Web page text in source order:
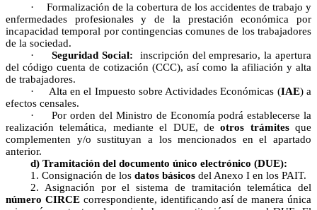
·
Formalización de la cobertura de los accidentes de trabajo y
enfermedades profesionales y de la prestación económica por
incapacidad temporal por contingencias comunes de los trabajadores
de la sociedad.
·
Seguridad Social:
inscripción del empresario, la apertura
del código cuenta de cotización (CCC), así como la afiliación y alta
de trabajadores.
·
Alta en el Impuesto sobre Actividades Económicas (IAE) a
efectos censales.
·
Por orden del Ministro de Economía podrá establecerse la
realización telemática, mediante el DUE, deotros trámitesque
complementen y/o sustituyan a los mencionados en el apartado
anterior.
d) Tramitación del documento único electrónico (DUE):
1. Consignación de los datos básicos del Anexo I en los PAIT.
2. Asignación por el sistema de tramitación telemática del
número CIRCEcorrespondiente, identificando así de manera única